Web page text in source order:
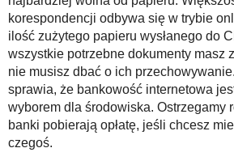
korespondencji odbywa się w trybie
ilość zużytego papieru wysłanego do
wszystkie potrzebne dokumenty masz
nie musisz dbać o ich
sprawia, że bankowość internetowa
wyborem dla środowiska. Ostrzegamy
banki pobierają opłatę, jeśli chcesz
czegoś.